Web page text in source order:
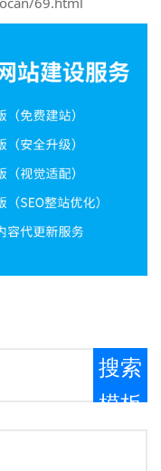
搜索
模板